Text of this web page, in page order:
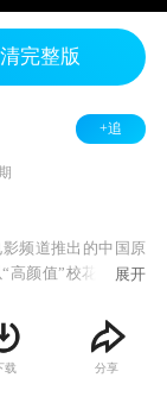
完整版
+追
影频道推出的中国原
高颜值”校花和高智
容丰富。
展开
载 分享